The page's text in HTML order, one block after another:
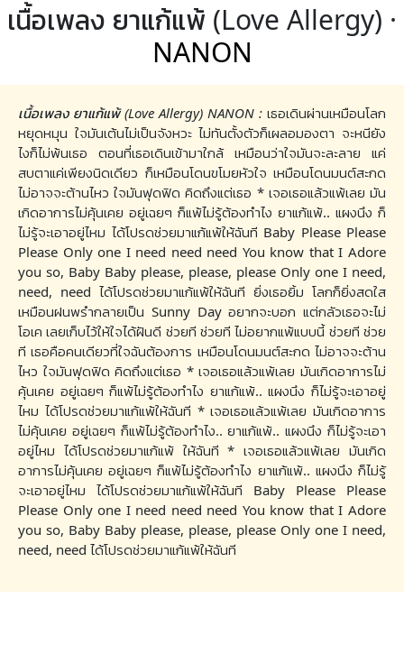
เนื้อเพลง ยาแก้แพ้ (Love Allergy) ·
NANON
เนื้อเพลง ยาแก้แพ้ (Love Allergy) NANON : เธอเดินผ่านเหมือนโลก
หยุดหมุน ใจมันเต้นไม่เป็นจังหวะ ไม่ทันตั้งตัวก็เผลอมองตา จะหนียัง
ไงก็ไม่พ้นเธอ ตอนที่เธอเดินเข้ามาใกล้ เหมือนว่าใจมันจะละลาย แค่
สบตาแค่เพียงนิดเดียว ก็เหมือนโดนขโมยหัวใจ เหมือนโดนมนต์สะกด
ไม่อาจจะต้านไหว ใจมันฟุดฟิด คิดถึงแต่เธอ * เจอเธอแล้วแพ้เลย มัน
เกิดอาการไม่คุ้นเคย อยู่เฉยๆ ก็แพ้ไม่รู้ต้องทำไง ยาแก้แพ้.. แผงนึง ก็
ไม่รู้จะเอาอยู่ไหม ได้โปรดช่วยมาแก้แพ้ให้ฉันที Baby Please Please
Please Only one I need need need You know that I Adore
you so, Baby Baby please, please, please Only one I need,
need, need ได้โปรดช่วยมาแก้แพ้ให้ฉันที ยิ่งเธอยิ้ม โลกก็ยิ่งสดใส
เหมือนฝนพรำกลายเป็น Sunny Day อยากจะบอก แต่กลัวเธอจะไม่
โอเค เลยเก็บไว้ให้ใจได้ฝันดี ช่วยที ช่วยที ไม่อยากแพ้แบบนี้ ช่วยที ช่วย
ที เธอคือคนเดียวที่ใจฉันต้องการ เหมือนโดนมนต์สะกด ไม่อาจจะต้าน
ไหว ใจมันฟุดฟิด คิดถึงแต่เธอ * เจอเธอแล้วแพ้เลย มันเกิดอาการไม่
คุ้นเคย อยู่เฉยๆ ก็แพ้ไม่รู้ต้องทำไง ยาแก้แพ้.. แผงนึง ก็ไม่รู้จะเอาอยู่
ไหม ได้โปรดช่วยมาแก้แพ้ให้ฉันที * เจอเธอแล้วแพ้เลย มันเกิดอาการ
ไม่คุ้นเคย อยู่เฉยๆ ก็แพ้ไม่รู้ต้องทำไง.. ยาแก้แพ้.. แผงนึง ก็ไม่รู้จะเอา
อยู่ไหม ได้โปรดช่วยมาแก้แพ้ ให้ฉันที * เจอเธอแล้วแพ้เลย มันเกิด
อาการไม่คุ้นเคย อยู่เฉยๆ ก็แพ้ไม่รู้ต้องทำไง ยาแก้แพ้.. แผงนึง ก็ไม่รู้
จะเอาอยู่ไหม ได้โปรดช่วยมาแก้แพ้ให้ฉันที Baby Please Please
Please Only one I need need need You know that I Adore
you so, Baby Baby please, please, please Only one I need,
need, need ได้โปรดช่วยมาแก้แพ้ให้ฉันที